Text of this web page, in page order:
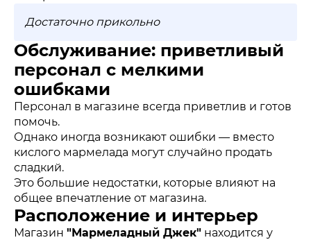
Достаточно прикольно
Обслуживание: приветливый
персонал с мелкими
ошибками
Персонал в магазине всегда приветлив и готов
помочь.
Однако иногда возникают ошибки — вместо
кислого мармелада могут случайно продать
сладкий.
Это большие недостатки, которые влияют на
общее впечатление от магазина.
Расположение и интерьер
Магазин "Мармеладный Джек" находится у